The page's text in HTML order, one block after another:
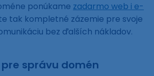
ponúkame zadarmo web i e-
tak kompletné zázemie pre svoje
bez ďalších nákladov.
pre správu domén